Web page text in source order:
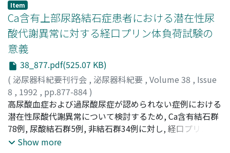
Item
Ca含有上部尿路結石症患者における潜在性尿
酸代謝異常に対する経口プリン体負荷試験の
意義
38_877.pdf(525.07 KB)
( 泌尿器科紀要刊行会 , 泌尿器科紀要 , Volume 38 , Issue
8 , 1992 , pp.877-884)
米田, 公彦;Yoneda, Kimihiko
高尿酸血症および過尿酸尿症が認められない症例における
潜在性尿酸代謝異常について検討するため, Ca含有結石群
78例, 尿酸結石群5例, 非結石群34例に対し, 経口プリン体
負荷試験を施行した.1)非結石群におけるmean±2 SDを用
Show more